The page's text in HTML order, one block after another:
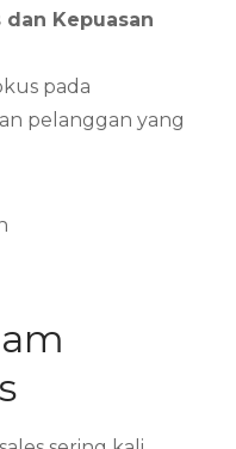
Kepuasan
pada
pelanggan yang